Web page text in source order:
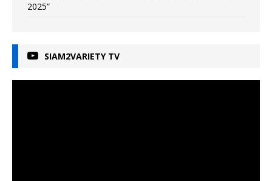
2025”
SIAM2VARIETY TV